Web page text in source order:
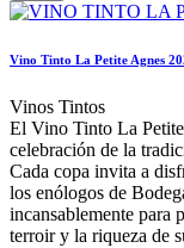
Vino Tinto La Petite Agnes
Vinos Tintos
El Vino Tinto La
celebración de la
Cada copa invita a
los enólogos de
incansablemente para
terroir y la riqueza de